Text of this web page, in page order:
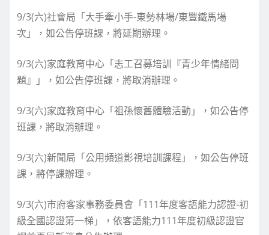
9/3(六)社會局「大手牽小手-東勢林場/東豐鐵馬場
次」，如公告停班課，將延期辦理。
9/3(六)家庭教育中心「志工召募培訓『青少年情緒問
題』」，如公告停班課，將取消辦理。
9/3(六)家庭教育中心「祖孫懷舊體驗活動」，如公告停
班課，將取消辦理。
9/3(六)新聞局「公用頻道影視培訓課程」，如公告停班
課，將停課辦理。
9/3(六)市府客家事務委員會「111年度客語能力認證-初
級全國認證第一梯」，依客語能力111年度初級認證官